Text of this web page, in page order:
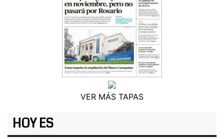
VER MÁS TAPAS
HOY ES